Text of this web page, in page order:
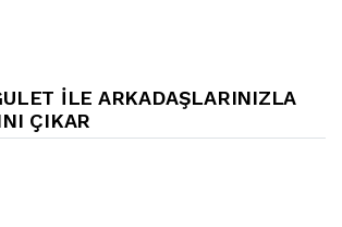
İLE ARKADAŞLARINIZLA
ÇIKAR